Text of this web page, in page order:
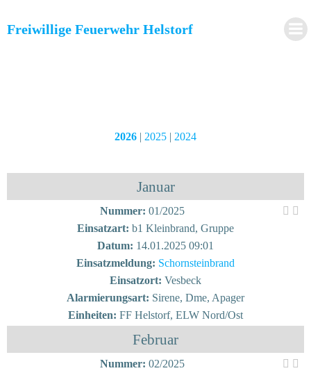
Inhalt
Freiwillige Feuerwehr Helstorf
2026 | 2025 | 2024
Januar
Nummer: 01/2025
Einsatzart: b1 Kleinbrand, Gruppe
Datum: 14.01.2025 09:01
Einsatzmeldung: Schornsteinbrand
Einsatzort: Vesbeck
Alarmierungsart: Sirene, Dme, Apager
Einheiten: FF Helstorf, ELW Nord/Ost
Februar
Nummer: 02/2025